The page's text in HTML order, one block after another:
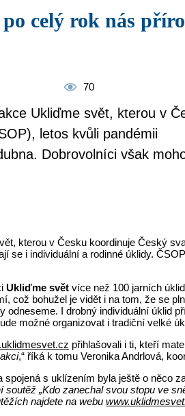
70
Ukliďme svět, kterou v
letos kvůli pandémii
Dobrovolníci však
kterou v Česku koordinuje Český
se i individuální a rodinné úklidy.
Ukliďme svět více než 100 jarních
což bohužel je vidět i na tom, že se
I drobný individuální
možné organizovat i tradiční velké
přihlašovali i ti, kteří
,“ říká k tomu Veronika Andrlová,
spojená s uklízením byla ještě o něco
soutěž „Kdo zanechal svou stopu ve
najdete na webu